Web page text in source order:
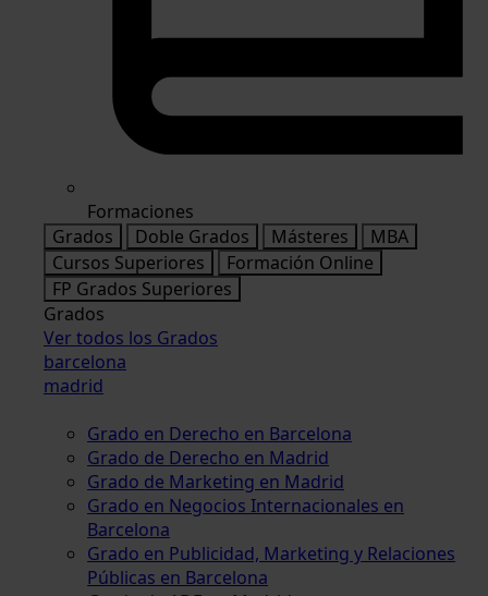
Formaciones
Grados
Doble Grados Másteres
MBA
Cursos Superiores
Formación Online
FP Grados Superiores
Grados
Ver todos los Grados
barcelona
madrid
Grado en Derecho en Barcelona
Grado de Derecho en Madrid
Grado de Marketing en Madrid
Grado en Negocios Internacionales en
Barcelona
Grado en Publicidad, Marketing y Relaciones
Públicas en Barcelona